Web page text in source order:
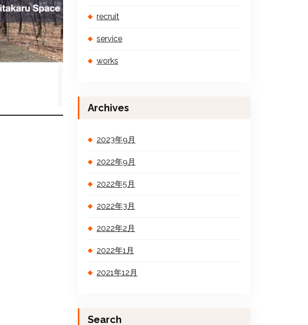
recruit
service
works
Archives
2023年9月
2022年9月
2022年5月
2022年3月
2022年2月
2022年1月
2021年12月
Search